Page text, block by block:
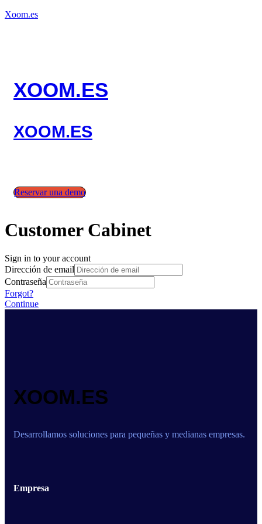
Xoom.es
XOOM.ES
XOOM.ES
Reservar una demo
Customer Cabinet
Sign in to your account
Dirección de email
Contraseña
Forgot?
Continue
XOOM.ES
Desarrollamos soluciones para pequeñas y medianas empresas.
Empresa